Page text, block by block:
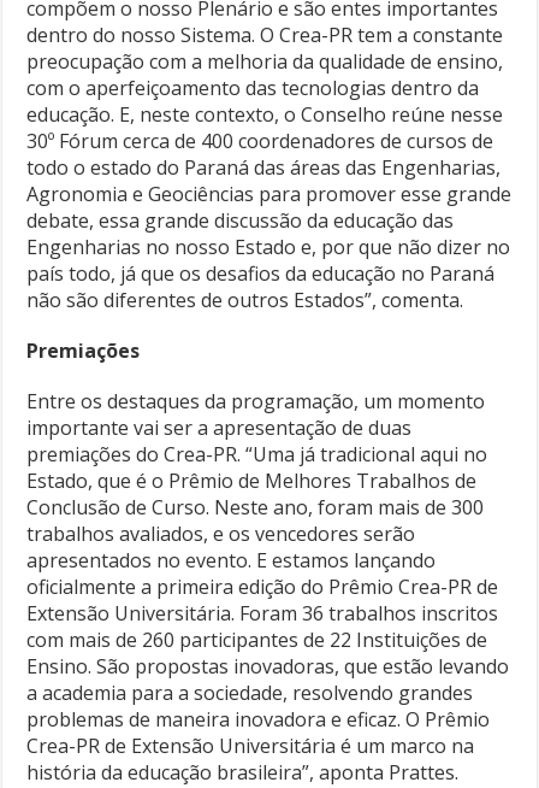
compõem o nosso Plenário e são entes importantes
dentro do nosso Sistema. O Crea-PR tem a constante
preocupação com a melhoria da qualidade de ensino,
com o aperfeiçoamento das tecnologias dentro da
educação. E, neste contexto, o Conselho reúne nesse
30º Fórum cerca de 400 coordenadores de cursos de
todo o estado do Paraná das áreas das Engenharias,
Agronomia e Geociências para promover esse grande
debate, essa grande discussão da educação das
Engenharias no nosso Estado e, por que não dizer no
país todo, já que os desafios da educação no Paraná
não são diferentes de outros Estados”, comenta.
Premiações
Entre os destaques da programação, um momento
importante vai ser a apresentação de duas
premiações do Crea-PR. “Uma já tradicional aqui no
Estado, que é o Prêmio de Melhores Trabalhos de
Conclusão de Curso. Neste ano, foram mais de 300
trabalhos avaliados, e os vencedores serão
apresentados no evento. E estamos lançando
oficialmente a primeira edição do Prêmio Crea-PR de
Extensão Universitária. Foram 36 trabalhos inscritos
com mais de 260 participantes de 22 Instituições de
Ensino. São propostas inovadoras, que estão levando
a academia para a sociedade, resolvendo grandes
problemas de maneira inovadora e eficaz. O Prêmio
Crea-PR de Extensão Universitária é um marco na
história da educação brasileira”, aponta Prattes.